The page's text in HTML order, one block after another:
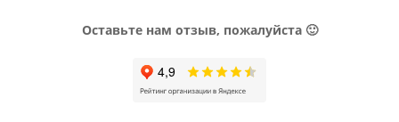
Оставьте нам отзыв, пожалуйста 🙂